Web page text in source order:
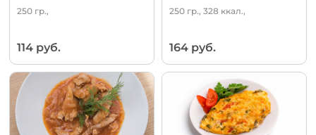
250 гр.,
114 руб.
250 гр., 328 ккал.,
164 руб.